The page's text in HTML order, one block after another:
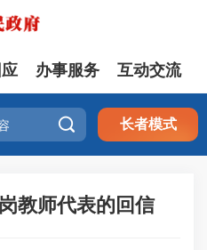
办事服务 互动交流
 长者模式
教师代表的回信